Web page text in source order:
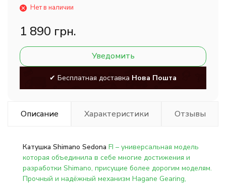
Нет в наличии
1 890 грн.
Уведомить
✔ Бесплатная доставка Нова Пошта
Описание Характеристики Отзывы
Катушка Shimano Sedona FI – универсальная модель
которая объединила в себе многие достижения и
разработки Shimano, присущие более дорогим моделям.
Прочный и надёжный механизм Hagane Gearing,